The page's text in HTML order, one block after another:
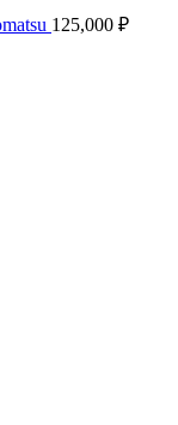
125,000 ₽